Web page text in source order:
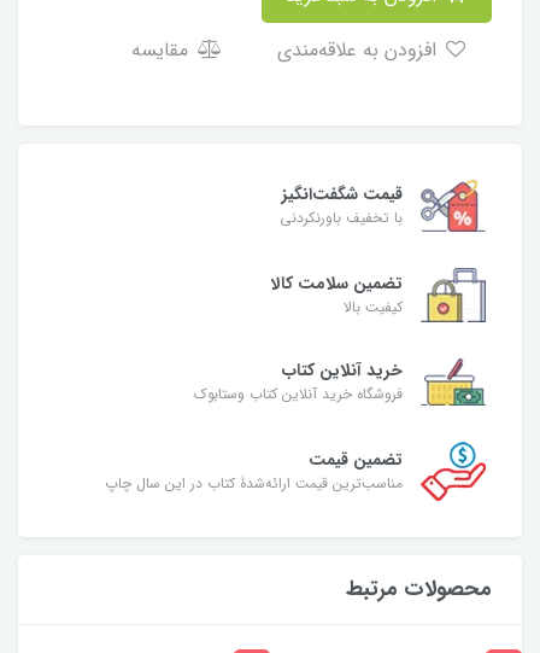
مقایسه
قیمت شگفت‌انگیز
با تخفیف باورنکردنی
تضمین سلامت کالا
کیفیت بالا
خرید آنلاین کتاب
فروشگاه خرید آنلاین کتاب وستابوک
تضمین قیمت
مناسب‌ترین قیمت ارائه‌شدۀ کتاب در این سال چاپ
محصولات مرتبط